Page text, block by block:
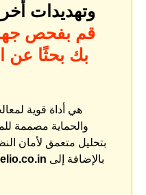
وتهديدات
قم بفحص
بك بحثًا عن
والحماية مصممة
بتحليل متعمق لأمان